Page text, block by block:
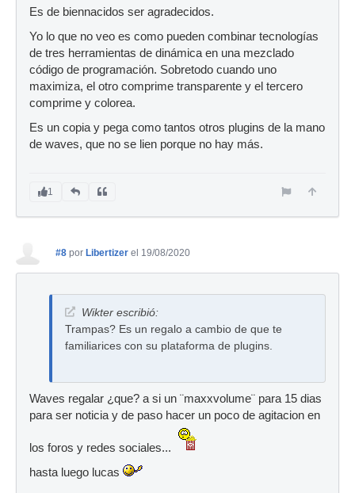
Es de biennacidos ser agradecidos.
Yo lo que no veo es como pueden combinar tecnologías
de tres herramientas de dinámica en una mezclado
código de programación. Sobretodo cuando uno
maximiza, el otro comprime transparente y el tercero
comprime y colorea.
Es un copia y pega como tantos otros plugins de la mano
de waves, que no se lien porque no hay más.
1
#8 por Libertizer el 19/08/2020
Wikter escribió:
Trampas? Es un regalo a cambio de que te
familiarices con su plataforma de plugins.
Waves regalar ¿que? a si un ¨maxxvolume¨ para 15 dias
para ser noticia y de paso hacer un poco de agitacion en
los foros y redes sociales...
hasta luego lucas